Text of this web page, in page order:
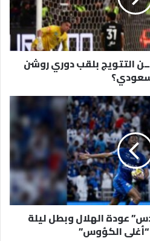
ــن التتويج بلقب دوري روشن
عودة الهلال وبطل ليلة
“أغلى الكؤوس”